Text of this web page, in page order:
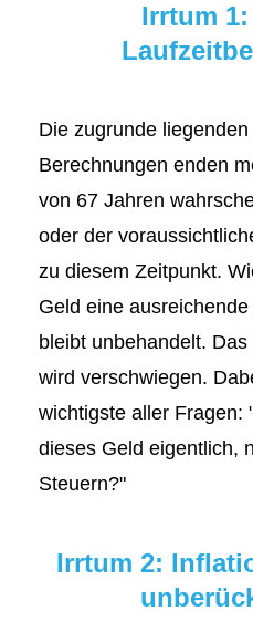
Irrtum
Die zugrunde
Berechnungen enden
von 67 Jahren
oder der
zu diesem Zeitpunkt.
Geld eine
bleibt unbehandelt.
wird verschwiegen.
wichtigste aller Fragen:
dieses Geld eigentlich,
Steuern?"
Irrtum 2: